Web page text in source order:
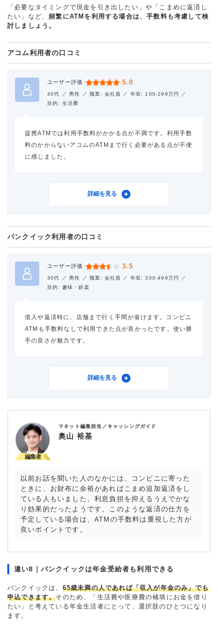
「必要なタイミングで現金を引き出したい」や「こまめに返済し
たい」など、頻繁にATMを利用する場合は、手数料も考慮して検
討しましょう。
アコム利用者の口コミ
ユーザー評価 5.0
40代 ／ 男性 ／ 職業: 会社員 ／
年収: 100-299万円 ／
目的: 生活費
提携ATMでは利用手数料がかかる点が不満です。利用手数
料のかからないアコムのATMまで行く必要がある点が不便
に感じました。
アコム
金利
審査時間 1時間以内
借入事実の把握
度・信頼性
詳細を見る
バンクイック利用者の口コミ
ユーザー評価 3.5
30代 ／ 男性 ／ 職業: 会社員 ／
年収: 300-499万円 ／
目的: 趣味・娯楽
借入や返済時に、店舗まで行く手間が省けます。コンビニ
ATMも手数料なしで利用できた点が良かったです。使い勝
手の良さが魅力です。
三菱ＵＦＪ銀行カードロー
借入金額
金利
審査時間 当日中
借入事実の把握 誰も知らない
重視した点
詳細を見る
マネット編集担当／キャッシングガイド
奥山 裕基
以前お話を聞いた人のなかには、コンビニに寄った
ときに、お財布に余裕があればこまめ追加返済をし
ている人もいました。利息負担を抑えるうえでかな
り効果的だったようです。このような返済の仕方を
予定している場合は、ATMの手数料は重視した方が
良いポイントです。
違い8｜バンクイックは年金受給者も利用できる
バンクイックは、 65歳未満の人であれば「収入が年金のみ」でも
申込できます。そのため、「生活費や医療費の補填にお金を借り
たい」と考えている年金生活者にとって、選択肢のひとつになり
ます。